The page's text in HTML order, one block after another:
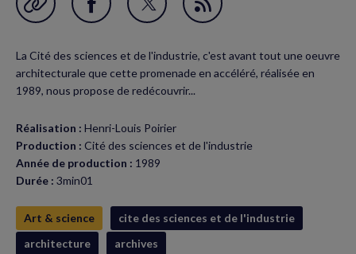
Garder en favori
Partager
Facebook
(nouvelle
Partager
Twitter
(nouvelle
Flux
La Cité des sciences et de l'industrie, c'est avant tout une oeuvre
architecturale que cette promenade en accéléré, réalisée en
1989, nous propose de redécouvrir...
Réalisation : Henri-Louis Poirier
Production : Cité des sciences et de l'industrie
Année de production : 1989
Durée : 3min01
Art & science
cite des sciences et de l'industrie
architecture
archives